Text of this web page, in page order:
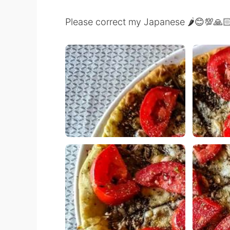
Please correct my Japanese